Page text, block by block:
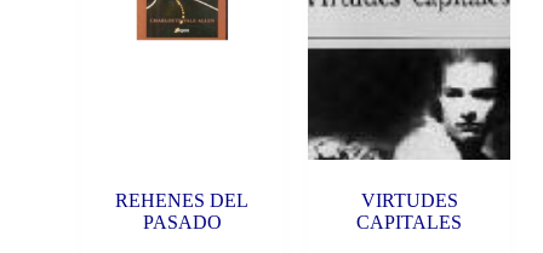
REHENES DEL
PASADO
VIRTUDES
CAPITALES